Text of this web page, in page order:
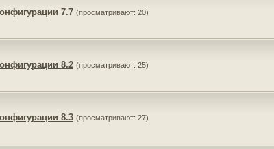
7.7 (просматривают: 20)
8.2 (просматривают: 25)
8.3 (просматривают: 27)